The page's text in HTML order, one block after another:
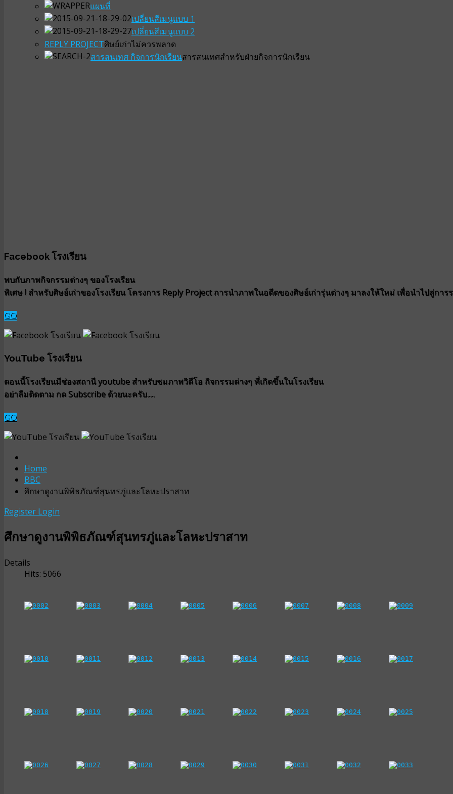
แผนที่
เปลี่ยนสีเมนูแบบ 1
เปลี่ยนสีเมนูแบบ 2
REPLY PROJECTศิษย์เก่าไม่ควรพลาด
สารสนเทศ กิจการนักเรียนสารสนเทศสำหรับฝ่ายกิจการนักเรียน
Facebook โรงเรียน
พบกับภาพกิจกรรมต่างๆ ของโรงเรียน
พิเศษ ! สำหรับศิษย์เก่าของโรงเรียน โครงการ Reply Project การนำภาพในอดีตของศิษย์เก่ารุ่นต่างๆ มาลงให้ใหม่ เพื่อนำไปสู่การ
GO
YouTube โรงเรียน
ตอนนี้โรงเรียนมีช่องสถานี youtube สำหรับชมภาพวิดีโอ กิจกรรมต่างๆ ที่เกิดขึ้นในโรงเรียน
อย่าลืมติดตาม กด Subscribe ด้วยนะครับ.....
GO
Home
BBC
ศึกษาดูงานพิพิธภัณฑ์สุนทรภู่และโลหะปราสาท
Register Login
ศึกษาดูงานพิพิธภัณฑ์สุนทรภู่และโลหะปราสาท
Details
Hits: 5066